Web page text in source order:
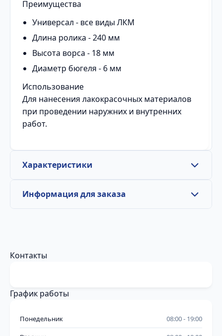
Преимущества
Универсал - все виды ЛКМ
Длина ролика - 240 мм
Высота ворса - 18 мм
Диаметр бюгеля - 6 мм
Использование
Для нанесения лакокрасочных материалов
при проведении наружних и внутренних
работ.
Характеристики
Информация для заказа
Контакты
График работы
Понедельник 08:00 19:00